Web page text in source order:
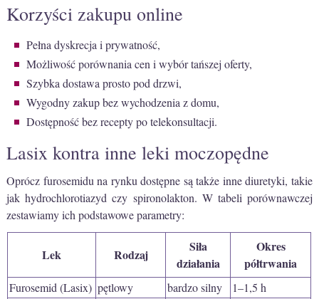
Korzyści zakupu online
Pełna dyskrecja i prywatność,
Możliwość porównania cen i wybór tańszej oferty,
Szybka dostawa prosto pod drzwi,
Wygodny zakup bez wychodzenia z domu,
Dostępność bez recepty po telekonsultacji.
Lasix kontra inne leki moczopędne
Oprócz furosemidu na rynku dostępne są także inne diuretyki, takie
jak hydrochlorotiazyd czy spironolakton. W tabeli porównawczej
zestawiamy ich podstawowe parametry:
Lek Rodzaj
Siła
działania
Okres
półtrwania
Furosemid (Lasix) pętlowy bardzo silny
1–1,5 h